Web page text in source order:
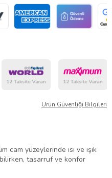
Ürün Güvenliği Bilgileri
cam yüzeylerinde ısı ve ışık
tasarruf ve konfor